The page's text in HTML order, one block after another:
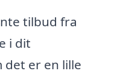
tilbud fra
i dit
det er en lille